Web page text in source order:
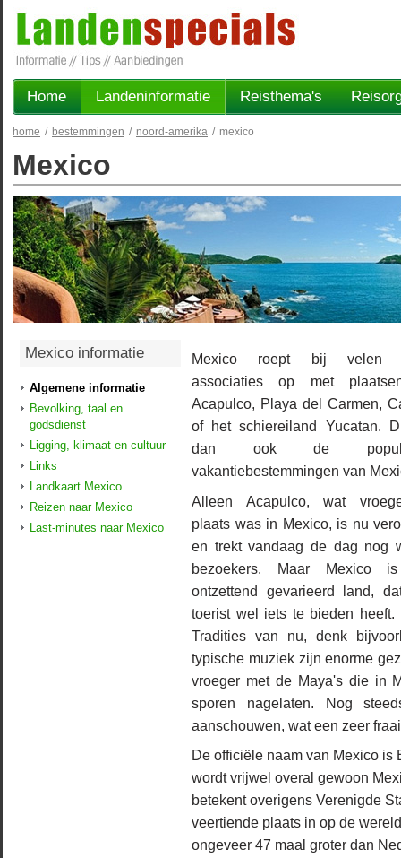
Home Landeninformatie Reisthema's
home / bestemmingen / noord-amerika / mexico
Mexico
Mexico roept bij velen
associaties op met
Acapulco, Playa del Carmen,
of het schiereiland Yucatan.
dan ook de
vakantiebestemmingen van
Alleen Acapulco, wat
plaats was in Mexico, is nu
en trekt vandaag de dag nog
bezoekers. Maar Mexico
ontzettend gevarieerd land,
toerist wel iets te bieden
Tradities van nu, denk
typische muziek zijn enorme
vroeger met de Maya's die in
sporen nagelaten. Nog
aanschouwen, wat een zeer
De officiële naam van Mexico is
wordt vrijwel overal gewoon
betekent overigens Verenigde
veertiende plaats in op de
ongeveer 47 maal groter dan
Mexico informatie
Algemene informatie
Bevolking, taal en
godsdienst
Ligging, klimaat en cultuur
Links
Landkaart Mexico
Reizen naar Mexico
Last-minutes naar Mexico